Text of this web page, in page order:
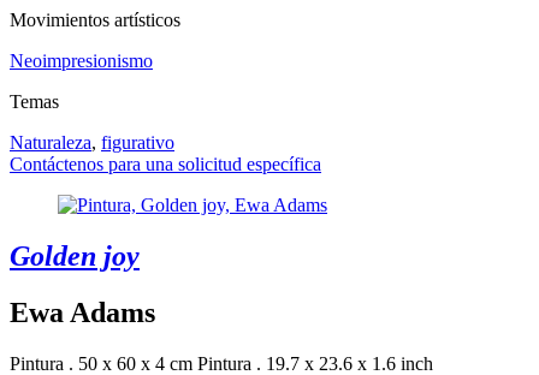
Movimientos artísticos
Neoimpresionismo
Temas
Naturaleza, figurativo
Contáctenos para una solicitud específica
Golden joy
Ewa Adams
Pintura . 50 x 60 x 4 cm Pintura . 19.7 x 23.6 x 1.6 inch